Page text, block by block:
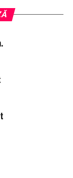
agenți
fără să fi
sau la
măsură”
aflarea
„M-
buni”